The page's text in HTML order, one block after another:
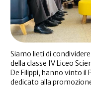
Siamo lieti di
della classe IV Liceo
De Filippi, hanno vinto
dedicato alla